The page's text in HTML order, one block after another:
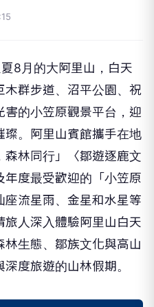
8月的大阿里山，白天
群步道、沼平公園、祝
害的小笠原觀景平台，迎
璨。阿里山賓館攜手在地
林同行」〈鄒遊逐鹿文
度最受歡迎的「小笠原
流星雨、金星和水星等
人深入體驗阿里山白天
生態、鄒族文化與高山
度旅遊的山林假期。